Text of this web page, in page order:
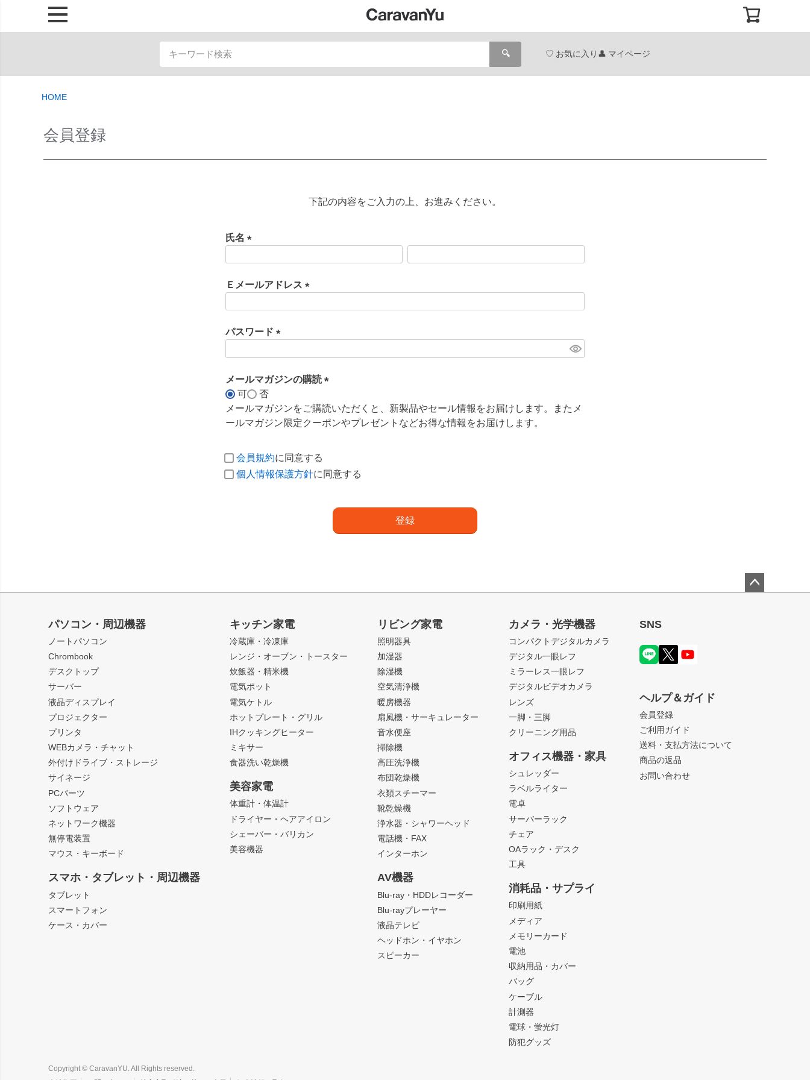
🔍 お気に入り マイページ
HOME
会員登録
下記の内容をご入力の上、お進みください。
氏名
須
Ｅメールアドレス
パスワード
須
メールマガジンの購読
必
須
可
否
メールマガジンをご購読いただくと、新製品やセール情報をお届けします。またメ
ールマガジン限定クーポンやプレゼントなどお得な情報をお届けします。
会員規約に同意する
個人情報保護方針に同意する
登録
パソコン・周辺機器
ノートパソコン
Chrombook
デスクトップ
サーバー
液晶ディスプレイ
プロジェクター
プリンタ
WEBカメラ・チャット
外付けドライブ・ストレージ
サイネージ
PCパーツ
ソフトウェア
ネットワーク機器
無停電装置
マウス・キーボード
スマホ・タブレット・周辺機器
タブレット
スマートフォン
ケース・カバー
キッチン家電
冷蔵庫・冷凍庫
レンジ・オーブン・トースター
炊飯器・精米機
電気ポット
電気ケトル
ホットプレート・グリル
IHクッキングヒーター
ミキサー
食器洗い乾燥機
美容家電
体重計・体温計
ドライヤー・ヘアアイロン
シェーバー・バリカン
美容機器
リビング家電
照明器具
加湿器
除湿機
空気清浄機
暖房機器
扇風機・サーキュレーター
音水便座
掃除機
高圧洗浄機
布団乾燥機
衣類スチーマー
靴乾燥機
浄水器・シャワーヘッド
電話機・FAX
インターホン
AV機器
Blu-ray・HDDレコーダー
Blu-rayプレーヤー
液晶テレビ
ヘッドホン・イヤホン
スピーカー
カメラ・光学機器
コンパクトデジタルカメラ
デジタル一眼レフ
ミラーレス一眼レフ
デジタルビデオカメラ
レンズ
一脚・三脚
クリーニング用品
オフィス機器・家具
シュレッダー
ラベルライター
電卓
サーバーラック
チェア
OAラック・デスク
工具
消耗品・サプライ
印刷用紙
メディア
メモリーカード
電池
収納用品・カバー
バッグ
ケーブル
計測器
電球・蛍光灯
防犯グッズ
SNS
ヘルプ＆ガイド
会員登録
ご利用ガイド
送料・支払方法について
商品の返品
お問い合わせ
Copyright © CaravanYU. All Rights reserved.